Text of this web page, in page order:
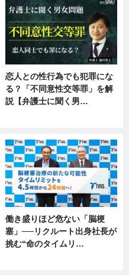
恋人との性行為でも犯罪にな
る？「不同意性交等罪」を解
説【弁護士に聞く男…
働き盛りほど危ない「脳梗
塞」──リクルート出身社長が
挑む“命のタイムリ…